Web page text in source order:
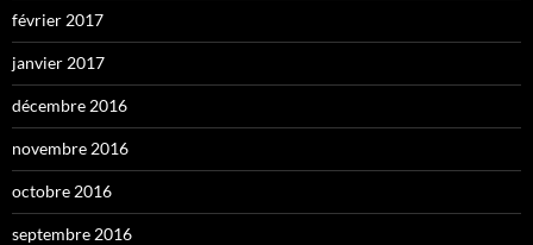
février 2017
janvier 2017
décembre 2016
novembre 2016
octobre 2016
septembre 2016